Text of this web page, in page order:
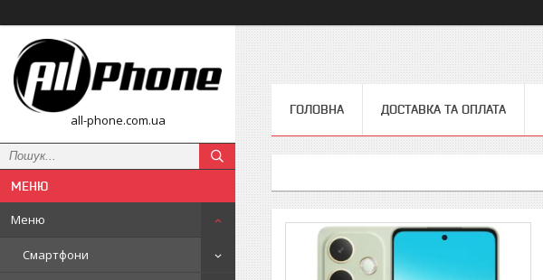
all-phone.com.ua
Меню
Смартфони
ГОЛОВНА ДОСТАВКА ТА ОПЛАТА